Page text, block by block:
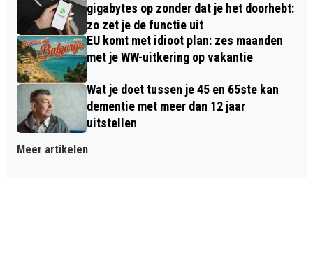
gigabytes op zonder dat je het doorhebt:
zo zet je de functie uit
EU komt met idioot plan: zes maanden
met je WW-uitkering op vakantie
Wat je doet tussen je 45 en 65ste kan
dementie met meer dan 12 jaar
uitstellen
Meer artikelen